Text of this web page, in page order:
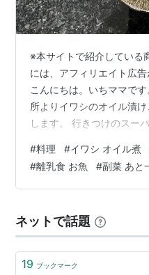
※本サイトで紹介している
には、アフィリエイト広
こんにちは。いちママで
所よりイワシのオイル漬
します。 行きつけのスー
品作るらしい。 材料はこ
しそ煮 まずはイワシのオ
180℃に予熱しておきます
り除いておきます。 続い
ニンニクと唐辛子を加え
#料理 #イワシ オイル煮
#離乳食 お魚 #副菜 あと
ネットで話題
19 ブックマーク